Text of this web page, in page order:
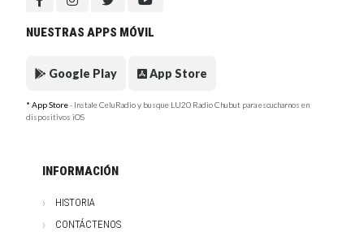
NUESTRAS APPS MÓVIL
Google Play App Store
* App Store- Instale CeluRadio y busque LU20 Radio Chubut para escucharnos en
dispositivos iOS
INFORMACIÓN
HISTORIA
CONTÁCTENOS